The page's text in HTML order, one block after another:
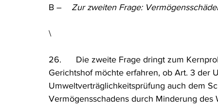
B – Zur zweiten Frage:
\
26.      Die zweite Frage dringt zum
Gerichtshof möchte erfahren, ob Art. 3 der
Umweltverträglichkeitsprüfung auch dem
Vermögensschadens durch Minderung des